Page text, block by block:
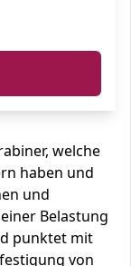
welche
haben und
und
Belastung
punktet mit
von